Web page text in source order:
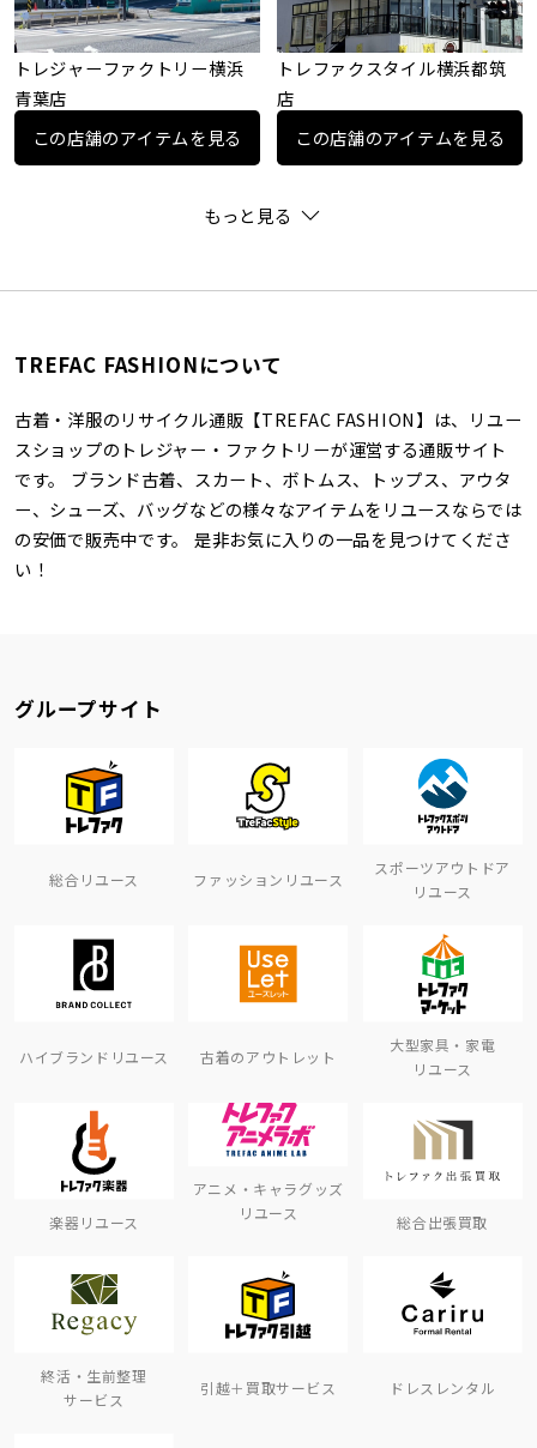
トレジャーファクトリー横浜
青葉店
この店舗のアイテムを見る
トレファクスタイル横浜都筑
店
この店舗のアイテムを見る
もっと見る
TREFAC FASHIONについて
古着・洋服のリサイクル通販【TREFAC FASHION】は、リユー
スショップのトレジャー・ファクトリーが運営する通販サイト
です。 ブランド古着、スカート、ボトムス、トップス、アウタ
ー、シューズ、バッグなどの様々なアイテムをリユースならでは
の安価で販売中です。 是非お気に入りの一品を見つけてくださ
い！
グループサイト
総合リユース ファッションリユース
スポーツアウトドア
リユース
ハイブランドリユース 古着のアウトレット
大型家具・家電
リユース
楽器リユース
アニメ・キャラグッズ
リユース
総合出張買取
終活・生前整理
サービス
引越＋買取サービス ドレスレンタル